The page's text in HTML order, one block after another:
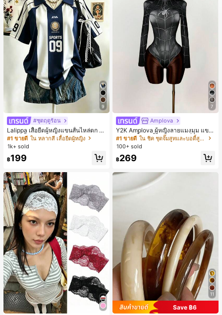
9
#ชุดฤดูร้อน
Lalippa เสื้อยืดผู้หญิงแขนสั้นไหล่ตก ค
อวีปกเสื้อ ลายพิมพ์ดิจิทัลลายทาง สไตล์
สปอร์ตแฟชั่นมินิมอล ของขวัญสำหรับเ
พื่อน
#1 ขายดี ใน หลากสี เสื้อยืดผู้หญิง
1k+ sold
฿199
#1 ขายดี
7
Amplova
Y2K Amplova ผู้หญิงลายแมงมุม แขน
ยาว คอตั้ง บอดี้สูท, สไตล์แฟชั่นดาร์ก
บอดี้สูทผู้หญิง บอดี้สูทฮาโลวีน บอดี้สูท
ลายใยแมงมุม
#1 ขายดี
ใน ชิค ชุดจั๊มสูทและบอดี้สูทผู้หญิง
100+ sold
฿269
11
Save ฿6